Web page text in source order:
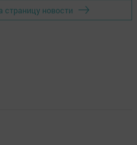
страницу новости